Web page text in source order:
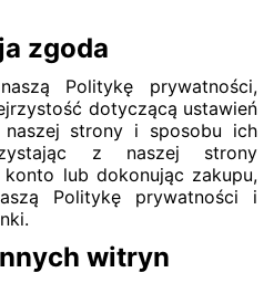
zgoda
Politykę prywatności,
dotyczącą ustawień
strony i sposobu ich
z naszej strony
lub dokonując zakupu,
Politykę prywatności i
witryn